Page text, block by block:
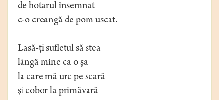
de hotarul însemnat
c-o creangă de pom uscat.
Lasă-ţi sufletul să stea
lângă mine ca o şa
la care mă urc pe scară
şi cobor la primăvară